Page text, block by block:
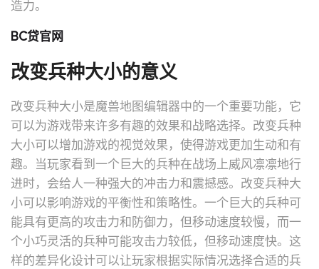
造力。
BC贷官网
改变兵种大小的意义
改变兵种大小是魔兽地图编辑器中的一个重要功能，它
可以为游戏带来许多有趣的效果和战略选择。改变兵种
大小可以增加游戏的视觉效果，使得游戏更加生动和有
趣。当玩家看到一个巨大的兵种在战场上威风凛凛地行
进时，会给人一种强大的冲击力和震撼感。改变兵种大
小可以影响游戏的平衡性和策略性。一个巨大的兵种可
能具有更高的攻击力和防御力，但移动速度较慢，而一
个小巧灵活的兵种可能攻击力较低，但移动速度快。这
样的差异化设计可以让玩家根据实际情况选择合适的兵